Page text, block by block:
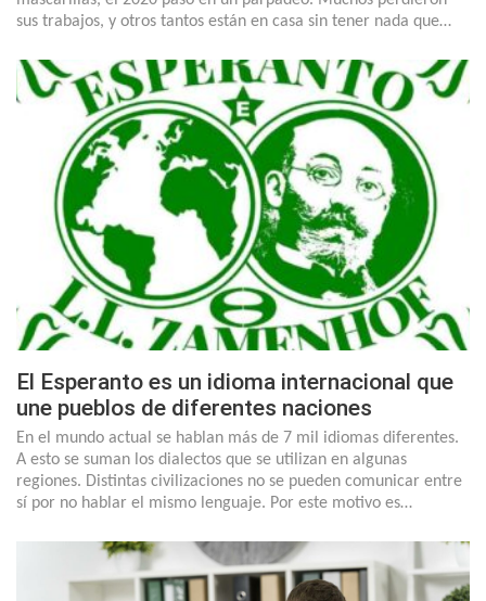
sus trabajos, y otros tantos están en casa sin tener nada que…
El Esperanto es un idioma internacional que
une pueblos de diferentes naciones
En el mundo actual se hablan más de 7 mil idiomas diferentes.
A esto se suman los dialectos que se utilizan en algunas
regiones. Distintas civilizaciones no se pueden comunicar entre
sí por no hablar el mismo lenguaje. Por este motivo es…